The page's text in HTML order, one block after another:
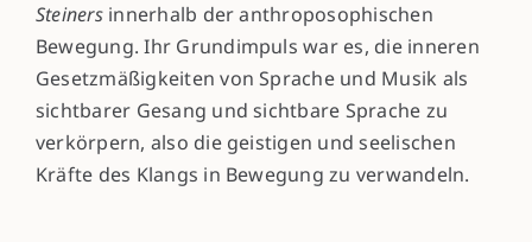
Steinersinnerhalb der anthroposophischen
Bewegung. Ihr Grundimpuls war es, die inneren
Gesetzmäßigkeiten von Sprache und Musik als
sichtbarer Gesang und sichtbare Sprache zu
verkörpern, also die geistigen und seelischen
Kräfte des Klangs in Bewegung zu verwandeln.